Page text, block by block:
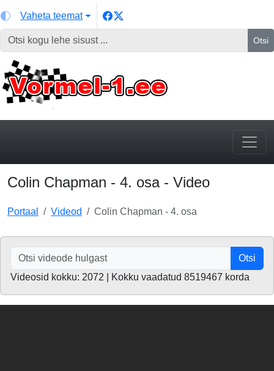
Vaheta teemat
Otsi
Colin Chapman - 4. osa - Video
Portaal Videod Colin Chapman - 4. osa
Otsi
Videosid kokku: 2072 | Kokku vaadatud 8519467 korda